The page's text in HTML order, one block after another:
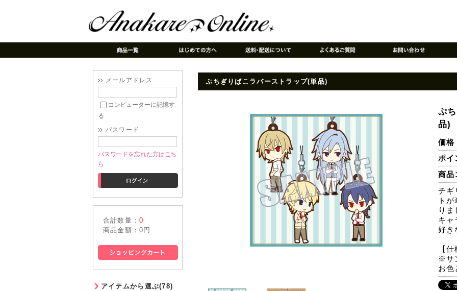
ぷちぎりばこラバーストラップ(単品)
ぷ
品)
価格
ポイ
商品
チギ
ト
りま
キャ
好き
【
※サ
お色
メールアドレス
コンピューターに記憶す
る
パスワード
パスワードを忘れた方はこち
ら
合計数量：0
商品金額：0円
アイテムから選ぶ(78)